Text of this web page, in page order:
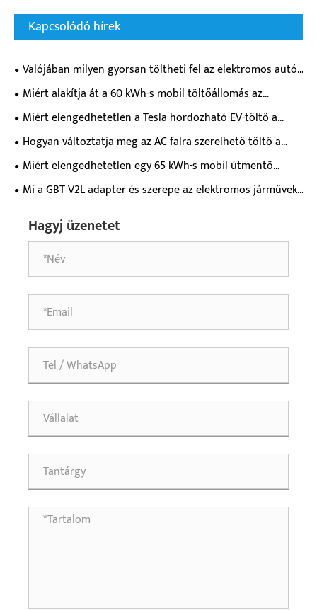
Kapcsolódó hírek
Valójában milyen gyorsan töltheti fel az elektromos autó
akkumulátorát egy egyenáramú elektromos töltő?
Miért alakítja át a 60 kWh-s mobil töltőállomás az
elektromos járművek töltési rugalmasságát?
Miért elengedhetetlen a Tesla hordozható EV-töltő a
modern elektromos járművek tulajdonosai számára?
Hogyan változtatja meg az AC falra szerelhető töltő a
mindennapi elektromos járművek töltési élményét?
Miért elengedhetetlen egy 65 kWh-s mobil útmentő
töltőállomás a modern elektromos járművek vészhelyzeti
támogatásához?
Mi a GBT V2L adapter és szerepe az elektromos járművek
Hagyj üzenetet